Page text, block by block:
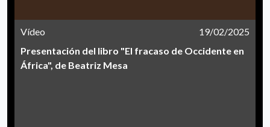
Vídeo
19/02/2025
Presentación del libro "El fracaso de Occidente en
África", de Beatriz Mesa